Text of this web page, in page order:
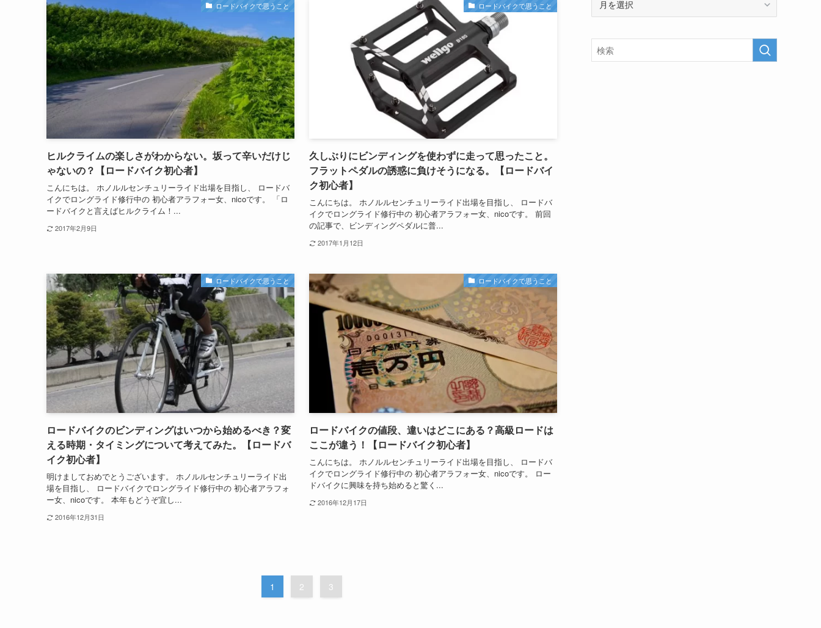
ロードバイクで思うこと
ヒルクライムの楽しさがわからない。坂って辛いだけじ
ゃないの？【ロードバイク初心者】
こんにちは。 ホノルルセンチュリーライド出場を目指し、 ロードバ
イクでロングライド修行中の 初心者アラフォー女、nicoです。 「ロ
ードバイクと言えばヒルクライム！...
2017年2月9日
ロードバイクで思うこと
久しぶりにビンディングを使わずに走って思ったこと。
フラットペダルの誘惑に負けそうになる。【ロードバイ
ク初心者】
こんにちは。 ホノルルセンチュリーライド出場を目指し、 ロードバ
イクでロングライド修行中の 初心者アラフォー女、nicoです。 前回
の記事で、ビンディングペダルに普...
2017年1月12日
ロードバイクで思うこと
ロードバイクのビンディングはいつから始めるべき？変
える時期・タイミングについて考えてみた。【ロードバ
イク初心者】
明けましておめでとうございます。 ホノルルセンチュリーライド出
場を目指し、 ロードバイクでロングライド修行中の 初心者アラフォ
ー女、nicoです。 本年もどうぞ宜し...
2016年12月31日
ロードバイクで思うこと
ロードバイクの値段、違いはどこにある？高級ロードは
ここが違う！【ロードバイク初心者】
こんにちは。 ホノルルセンチュリーライド出場を目指し、 ロードバ
イクでロングライド修行中の 初心者アラフォー女、nicoです。 ロー
ドバイクに興味を持ち始めると驚く...
2016年12月17日
1 2 3
事
は
こ